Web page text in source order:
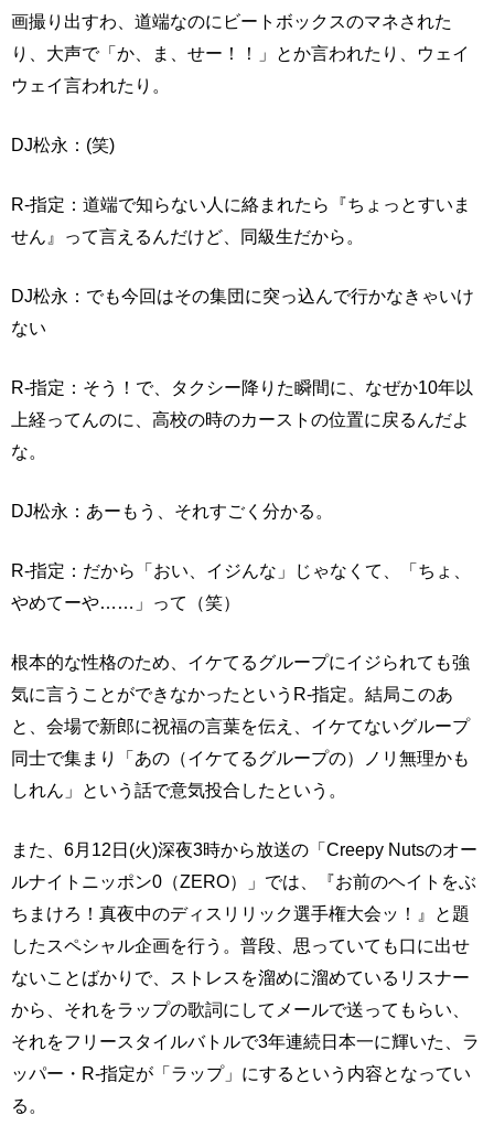
画撮り出すわ、道端なのにビートボックスのマネされた
り、大声で「か、ま、せー！！」とか言われたり、ウェイ
ウェイ言われたり。
DJ松永：(笑)
R-指定：道端で知らない人に絡まれたら『ちょっとすいま
せん』って言えるんだけど、同級生だから。
DJ松永：でも今回はその集団に突っ込んで行かなきゃいけ
ない
R-指定：そう！で、タクシー降りた瞬間に、なぜか10年以
上経ってんのに、高校の時のカーストの位置に戻るんだよ
な。
DJ松永：あーもう、それすごく分かる。
R-指定：だから「おい、イジんな」じゃなくて、「ちょ、
やめてーや……」って（笑）
根本的な性格のため、イケてるグループにイジられても強
気に言うことができなかったというR-指定。結局このあ
と、会場で新郎に祝福の言葉を伝え、イケてないグループ
同士で集まり「あの（イケてるグループの）ノリ無理かも
しれん」という話で意気投合したという。
また、6月12日(火)深夜3時から放送の「Creepy Nutsのオー
ルナイトニッポン0（ZERO）」では、『お前のヘイトをぶ
ちまけろ！真夜中のディスリリック選手権大会ッ！』と題
したスペシャル企画を行う。普段、思っていても口に出せ
ないことばかりで、ストレスを溜めに溜めているリスナー
から、それをラップの歌詞にしてメールで送ってもらい、
それをフリースタイルバトルで3年連続日本一に輝いた、ラ
ッパー・R-指定が「ラップ」にするという内容となってい
る。